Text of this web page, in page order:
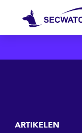
ARTIKELEN